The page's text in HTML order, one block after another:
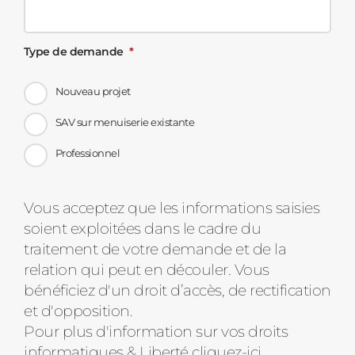
Type de demande
Nouveau projet
SAV sur menuiserie existante
Professionnel
Message
d'état
Vous acceptez que les informations saisies
soient exploitées dans le cadre du
traitement de votre demande et de la
relation qui peut en découler. Vous
bénéficiez d'un droit d’accès, de rectification
et d'opposition.
Pour plus d'information sur vos droits